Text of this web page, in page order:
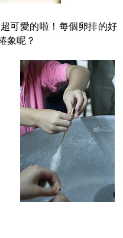
可愛的啦！每個卵排的好
象呢？